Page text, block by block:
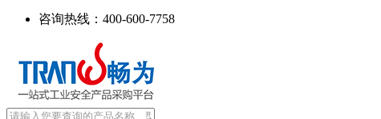
咨询热线： 400-600-7758